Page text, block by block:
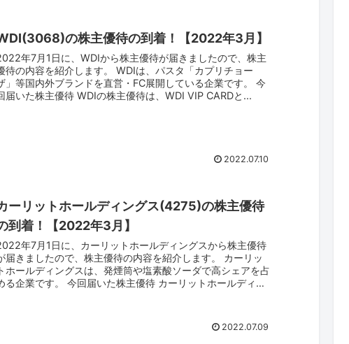
の株主優待の到着！【2022年3月】
年7月1日に、WDIから株主優待が届きましたので、株主
待の内容を紹介します。 WDIは、パスタ「カプリチョー
」等国内外ブランドを直営・FC展開している企業です。 今
届いた株主優待 WDIの株主優待は、WDI VIP CARDと...
2022.07.10
ーリットホールディングス(4275)の株主優待
到着！【2022年3月】
年7月1日に、カーリットホールディングスから株主優待
届きましたので、株主優待の内容を紹介します。 カーリッ
ホールディングスは、発煙筒や塩素酸ソーダで高シェアを占
る企業です。 今回届いた株主優待 カーリットホールディン
2022.07.09